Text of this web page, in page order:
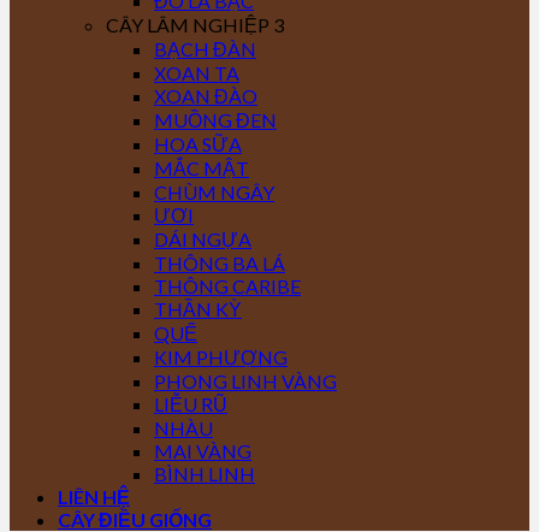
CÂY LÂM NGHIỆP 3
BẠCH ĐÀN
XOAN TA
XOAN ĐÀO
MUỒNG ĐEN
HOA SỮA
MẮC MẬT
CHÙM NGÂY
ƯƠI
DÁI NGỰA
THÔNG BA LÁ
THÔNG CARIBE
THẦN KỲ
QUẾ
KIM PHƯỢNG
PHONG LINH VÀNG
LIỄU RŨ
NHÀU
MAI VÀNG
BÌNH LINH
LIÊN HỆ
CÂY ĐIỀU GIỐNG